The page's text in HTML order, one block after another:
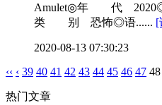
Amulet◎年 代
类 别 恐怖◎语...... [
2020-08-13 07:30:23
‹‹ ‹ 39 40 41 42 43 44 45 46 47 48
热门文章